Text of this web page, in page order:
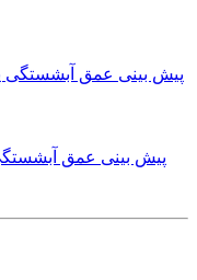
پیش بینی عمق